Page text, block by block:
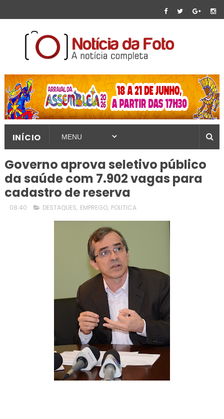
INÍCIO
Governo aprova seletivo público
da saúde com 7.902 vagas para
cadastro de reserva
08:40 DESTAQUES, EMPREGO, POLITICA